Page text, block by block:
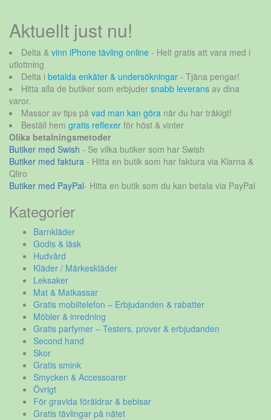
Aktuellt just nu!
Delta & vinn iPhone tävling online - Helt gratis att vara med i
utlottning
Delta i betalda enkäter & undersökningar - Tjäna pengar!
Hitta alla de butiker som erbjuder snabb leverans av dina
varor.
Massor av tips på vad man kan göra när du har tråkigt!
Beställ hem gratis reflexer för höst & vinter
Olika betalningsmetoder
Butiker med Swish - Se vilka butiker som har Swish
Butiker med faktura - Hitta en butik som har faktura via Klarna &
Qliro
Butiker med PayPal- Hitta en butik som du kan betala via PayPal
Kategorier
Barnkläder
Godis & läsk
Hudvård
Kläder / Märkeskläder
Leksaker
Mat & Matkassar
Gratis mobiltelefon – Erbjudanden & rabatter
Möbler & inredning
Gratis parfymer – Testers, prover & erbjudanden
Second hand
Skor
Gratis smink
Smycken & Accessoarer
Övrigt
För gravida föräldrar & bebisar
Gratis tävlingar på nätet